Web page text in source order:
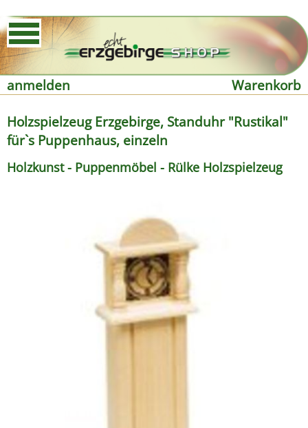
anmelden
Warenkorb
Holzspielzeug Erzgebirge, Standuhr "Rustikal"
für`s Puppenhaus, einzeln
Holzkunst - Puppenmöbel - Rülke Holzspielzeug